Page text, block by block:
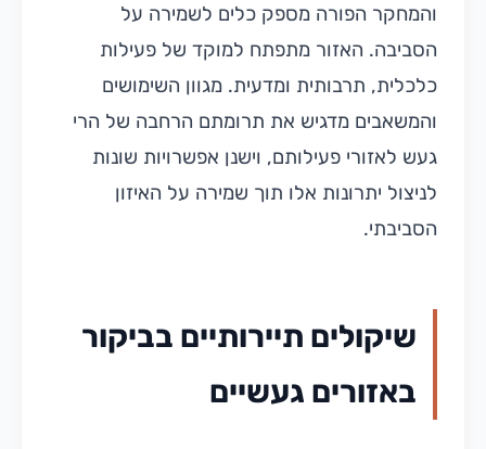
והמחקר הפורה מספק כלים לשמירה על
הסביבה. האזור מתפתח למוקד של פעילות
כלכלית, תרבותית ומדעית. מגוון השימושים
והמשאבים מדגיש את תרומתם הרחבה של הרי
געש לאזורי פעילותם, וישנן אפשרויות שונות
לניצול יתרונות אלו תוך שמירה על האיזון
הסביבתי.
שיקולים תיירותיים בביקור
באזורים געשיים